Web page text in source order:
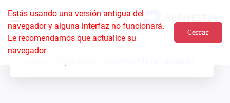
Estás usando una versión antigua del
navegador y alguna interfaz no funcionará.
Le recomendamos que actualice su
navegador
Cerrar